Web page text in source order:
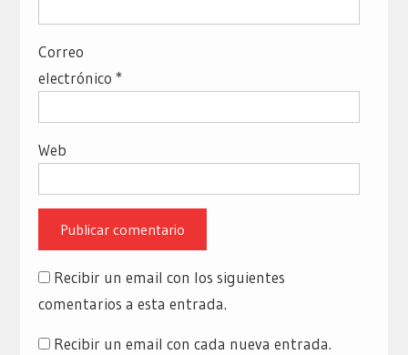
Correo
electrónico *
Web
Recibir un email con los siguientes
comentarios a esta entrada.
Recibir un email con cada nueva entrada.